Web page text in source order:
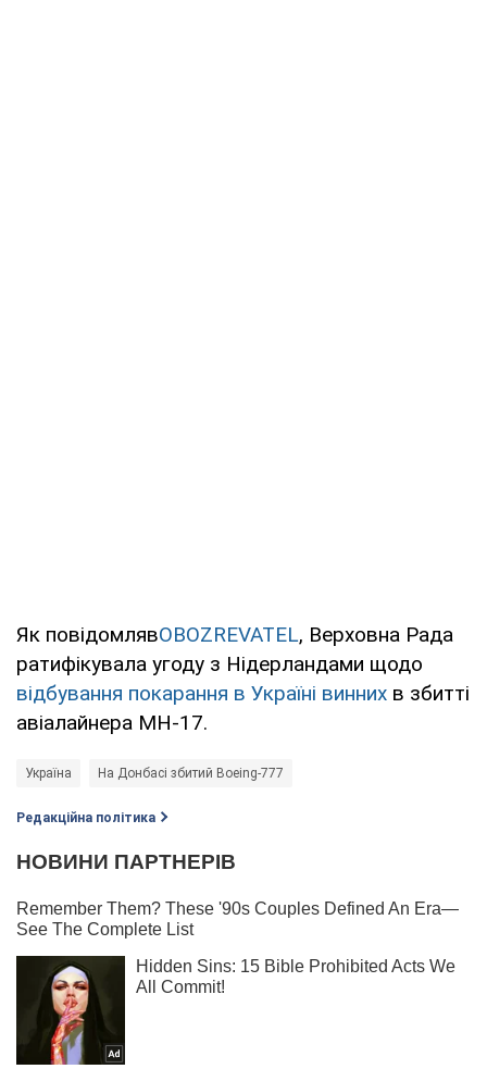
Як повідомлявOBOZREVATEL, Верховна Рада
ратифікувала угоду з Нідерландами щодо
відбування покарання в Україні винних в збитті
авіалайнера MH-17.
Україна На Донбасі збитий Boeing-777
Редакційна політика